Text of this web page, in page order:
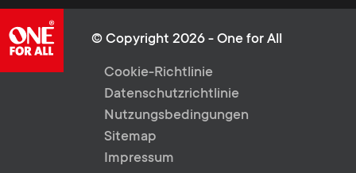
(opens
new
tab)
(opens
new
tab)
(opens
© Copyright 2026 - One for All
L
e
g
Cookie-Richtlinie
Datenschutzrichtlinie
Nutzungsbedingungen
Sitemap
Impressum